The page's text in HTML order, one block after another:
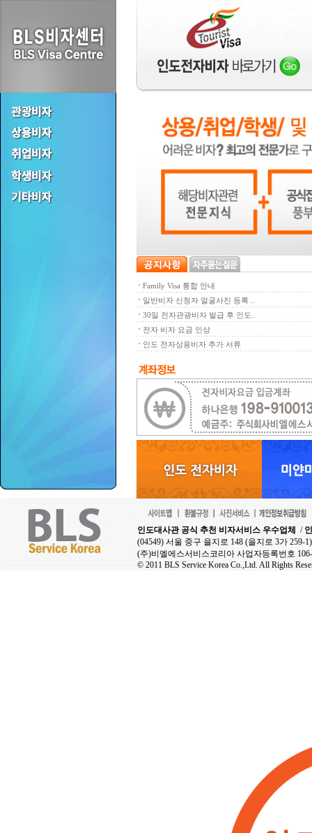
Family Visa 통합 안내
일반비자 신청자 얼굴사진 등록 ..
30일 전자관광비자 발급 후 인도..
전자 비자 요금 인상
인도 전자상용비자 추가 서류
인도대사관 공식 추천 비자서비스 우수업체 /
(04549) 서울 중구 을지로 148 (을지로 3가
(주)비엘에스서비스코리아 사업자등록번호
© 2011 BLS Service Korea Co.,Ltd. All Rights